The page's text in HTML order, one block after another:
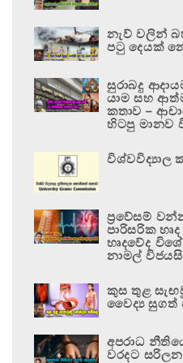
නැව් වලින්
පටු දෙයක්
සුරාබදු
යාම සහ
කතාව –
හිටපු මානව
ප්‍රවේසම්
පාරිසරික
හෘදවේද
නාමල්
කුස තුළ
වෛද්‍ය සුගත්
අපරාධ
වරදට